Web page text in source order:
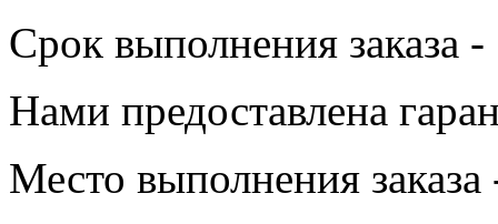
Срок выполнения заказа
Нами предоставлена
Место выполнения